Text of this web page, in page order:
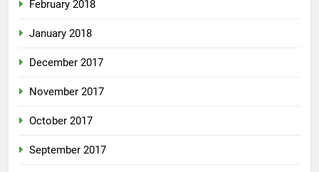
February 2018
January 2018
December 2017
November 2017
October 2017
September 2017